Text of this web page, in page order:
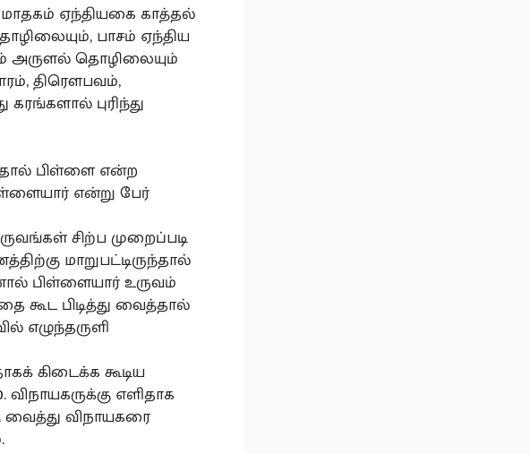
ஏந்தியகை காத்தல்
பாசம் ஏந்திய
அருளல் தொழிலையும்
திரௌபவம்,
புரிந்து
பிள்ளை என்ற
என்று பேர்
சிற்ப முறைப்படி
மாறுபட்டிருந்தால்
பிள்ளையார் உருவம்
கூட பிடித்து வைத்தால்
எழுந்தருளி
கிடைக்க கூடிய
எளிதாக
வைத்து விநாயகரை